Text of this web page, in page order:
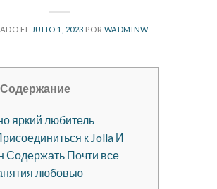
EL JULIO 1, 2023 POR WADMINW
Содержание
яркий любитель
к Jolla И
Содержать Почти все
любовью